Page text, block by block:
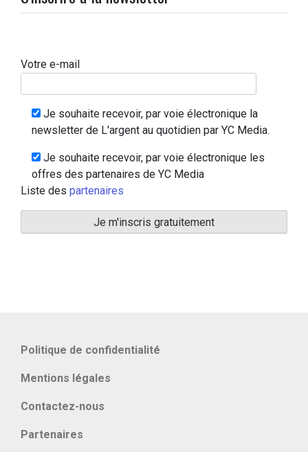
Votre e-mail
Je souhaite recevoir, par voie électronique la
newsletter de L'argent au quotidien par YC Media.
Je souhaite recevoir, par voie électronique les
offres des partenaires de YC Media
Liste des partenaires
Politique de confidentialité
Mentions légales
Contactez-nous
Partenaires